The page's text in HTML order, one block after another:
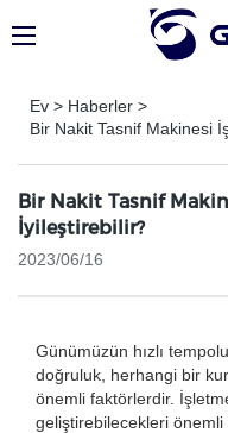
Ev > Haberler >
Bir Nakit Tasnif Makinesi
Bir Nakit Tasnif
İyileştirebilir?
2023/06/16
Günümüzün hızlı
doğruluk, herhangi bir
önemli faktörlerdir.
geliştirebilecekleri